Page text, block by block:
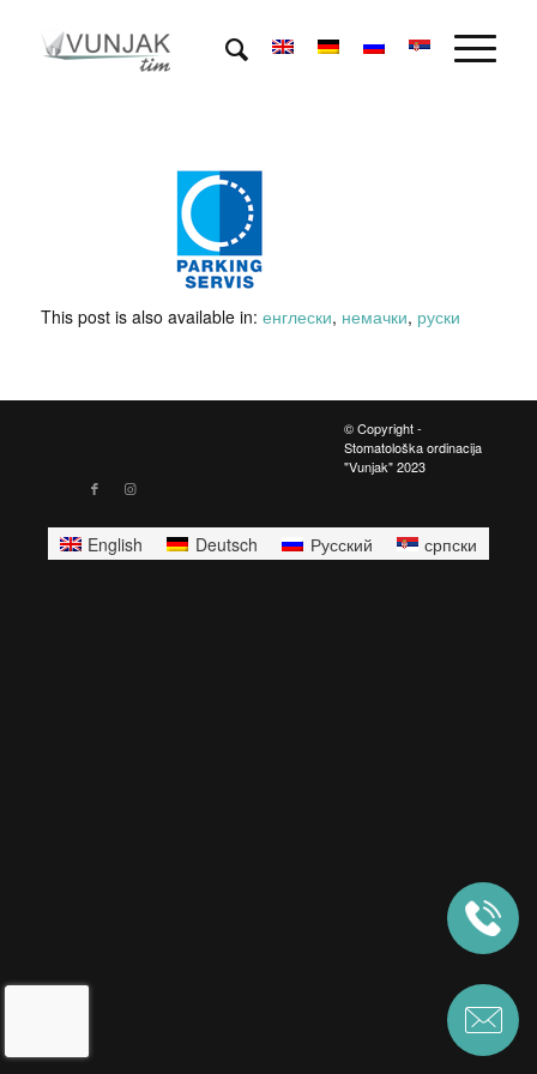
This post is also available in: енглески немачки руски
© Copyright -
Stomatološka ordinacija
"Vunjak" 2023
English Deutsch Русский српски